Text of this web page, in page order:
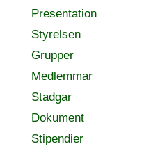
Presentation
Styrelsen
Grupper
Medlemmar
Stadgar
Dokument
Stipendier